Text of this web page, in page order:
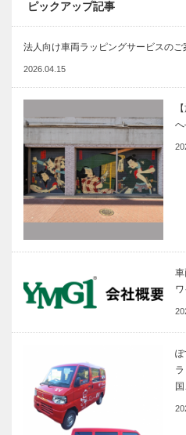
ピックアップ記事
法人向け車両ラッピングサービスのご
2026.04.15
国